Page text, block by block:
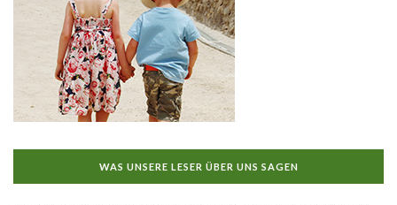
WAS UNSERE LESER ÜBER UNS SAGEN